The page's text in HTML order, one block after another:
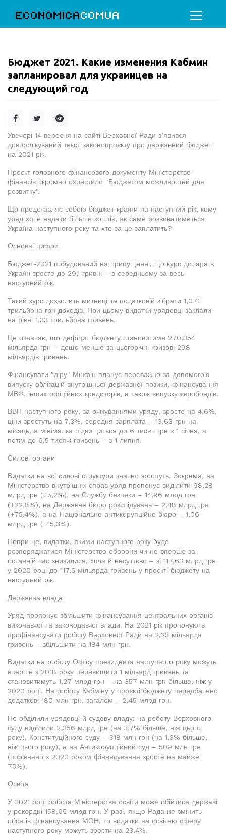
ECONOMICACOMUA
Бюджет 2021. Какие изменения Кабмин
запланировал для украинцев на
следующий год
Увечері 14 вересня на сайті Верховної Ради з’явився
довгоочікуваний текст законопроєкту про державний бюджет
на 2021 рік.
Проєкт головного фінансового документу Міністерство
фінансів скромно охрестило "Бюджетом можливостей для
розвитку".
Що представляє собою бюджет країни на наступний рік, кому
уряд хоче надати більше коштів, як саме розвиватиметься
Україна наступного року та хто за це заплатить?
Основні цифри
Бюджет-2021 побудований на припущенні, що курс долара в
Україні зросте до 29,1 гривні – в середньому за весь
наступний рік.
Такий курс дозволить митниці та податковій зібрати 1,071
трильйона грн доходів. При цьому видатки урядовці заклали
на рівні 1,33 трильйона гривень.
Це означає, що дефіцит бюджету становитиме 270,354
мільярда грн – дещо менше за цьогорічні кризові 298
мільярдів гривень.
Фінансувати "діру" Мінфін планує переважно за допомогою
випуску облігацій внутрішньої державної позики, фінансування
МВФ, інших офіційних кредиторів, а також випуску євробондів.
ВВП наступного року, за очікуваннями уряду, зросте на 4,6%,
ціни зростуть на 7,3%, середня зарплата – 13,63 грн на
місяць, а мінімалка підвищиться до 6 тисяч грн з 1 січня, а
потім до 6,5 тисячі гривень – з 1 липня.
Силові органи
Видатки на всі силові структури значно зростуть. Зокрема, на
Міністерство внутрішніх справ уряд пропонує виділити 98,28
млрд грн (+5,2%), на Службу безпеки – 14,96 млрд грн
(+22,8%), на Державне бюро розслідувань – 2,48 млрд грн
(+75,4%), а на Національне антикорупційне бюро – 1,06
млрд грн (+15,3%).
Попри це, видатки, якими наступного року буде
розпоряджатися Міністерство оборони чи не вперше за
останній час знизилися, хоча й несуттєво – зі 117,63 млрд грн
у 2020 році до 117,5 мільярда гривень у проєкті бюджету на
наступний рік.
Державна влада
Уряд пропонує збільшити фінансування центральних органів
виконавчої та законодавчої влади. На 2021 рік пропонують
профінансувати роботу Верховної Ради на 2,23 мільярда
гривень – збільшити на 184 млн грн.
Видатки на роботу Офісу президента наступного року можуть
вперше з 2018 року перевищити 1 мільярд гривень та
становитимуть 1,27 млрд грн – на 357 млн грн більше, ніж у
2020 році. На роботу Кабміну у проєкті бюджету передбачено
додаткові 180 млн грн, загалом – 2,45 млрд грн.
Не обділили урядовці й судову владу: на роботу Верховного
суду виділили 2,356 млрд грн (на 3,7% більше, ніж цього
року), Конституційного суду – 318 млн грн (на 1,3% більше,
ніж цього року), а на Антикорупційний суд – 509 млн грн
(порівняно з 2020 роком фінансування зросте на майже
75%).
Освіта
У 2021 році робота Міністерства освіти може обійтися державі
у рекордні 158,65 млрд грн. У разі, якщо Рада не змінить
обсягів фінансування МОН, то видатки на освітню сферу
наступного року можуть зрости на 23,4%.